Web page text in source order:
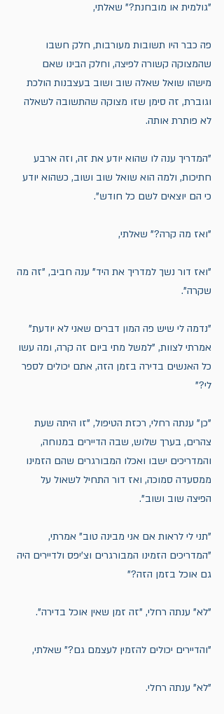
"גולמית או מובחנת?" שאלתי,
פה כבר היו תשובות מעורבות, חלק חשבו
שהמצוקה קשורה לפיצה, וחלק הבינו שאם
מישהו שואל שאלה שוב ושוב בעצבנות הולכת
וגוברת, זה סימן שזו מצוקה שהתשובה לשאלה
לא פותרת אותה.
"המדריך ענה לו שהוא יודע את זה, וזה ארבע
חתיכות, ולמה הוא שואל שוב ושוב, כשהוא יודע
כי הם יוצאים לשם כל חודש".
"ואז מה קרה?" שאלתי,
"ואז דור נשך למדריך את היד" ענה חביב, "זה מה
שקרה".
"נדמה לי שיש פה המון דברים שאני לא יודעת"
אמרתי לצוות, "למשל מתי ביום זה קרה, ומה עשו
כל האנשים בדירה בזמן הזה, אתם יכולים לספר
לי?"
"כן" ענתה רחלי, רכזת הטיפול, "זו היתה שעת
צהרים, בערך שלוש, שבה הדיירים במנוחה,
והמדריכים ישבו ואכלו המבורגרים שהם הזמינו
ממסעדה סמוכה, ואז דור התחיל לשאול על
הפיצה שוב ושוב".
"תני לי לראות אם אני מבינה טוב" אמרתי,
"המדריכים הזמינו המבורגרים וצ'יפס ולדיירים היה
גם אוכל בזמן הזה?"
"לא" ענתה רחלי, "זה זמן שאין אוכל בדירה".
"והדיירים יכולים להזמין לעצמם גם?" שאלתי,
"לא" ענתה רחלי.